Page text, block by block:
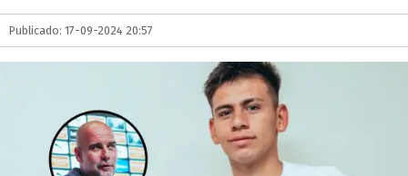
Publicado: 17-09-2024 20:57